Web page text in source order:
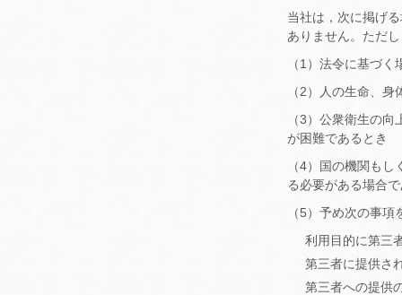
当社は，次に掲げ
ありません。ただ
（1）法令に基づく
（2）人の生命、
（3）公衆衛生の
が困難であるとき
（4）国の機関も
る必要がある場合
（5）予め次の事
利用目的に第三
第三者に提供さ
第三者への提供